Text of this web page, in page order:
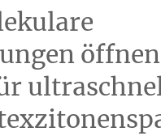
öffnen